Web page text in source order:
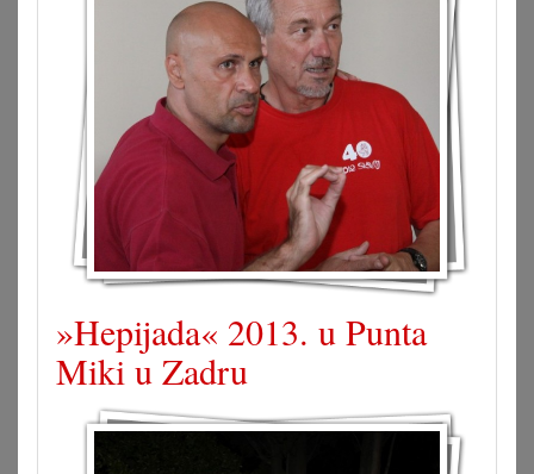
»Hepijada« 2013. u Punta
Miki u Zadru